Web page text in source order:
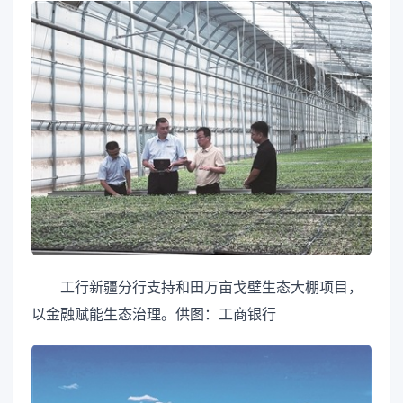
工行新疆分行支持和田万亩戈壁生态大棚项目，
以金融赋能生态治理。供图：工商银行